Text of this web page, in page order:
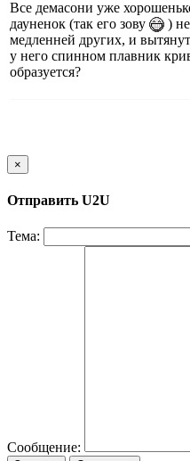
Все демасони уже
дауненок (так его зову
)
медленней других, и
у него спинном плавник
образуется?
×
Отправить U2U
Тема:
Сообщение: